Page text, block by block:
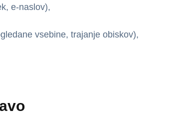
e-naslov),
vsebine, trajanje obiskov),